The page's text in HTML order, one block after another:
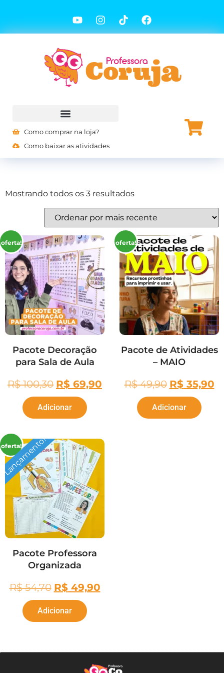
Como comprar na loja?
Como baixar as atividades
Mostrando todos os 3 resultados
oferta!
Pacote Decoração
para Sala de Aula
R$100,30 R$ 69,90
Adicionar
oferta!
Pacote de Atividades
– MAIO
R$49,90 R$35,90
Adicionar
oferta!
Lançamento!
Pacote Professora
Organizada
R$54,70 R$49,90
Adicionar